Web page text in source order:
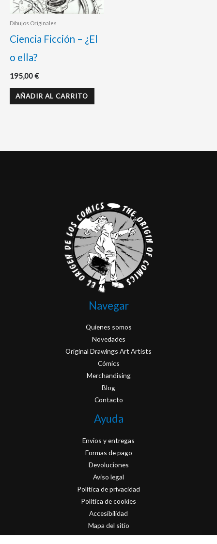
Dibujos Originales
Ciencia Ficción – ¿El
o ella?
195,00€
AÑADIR AL CARRITO
Navegar
Quienes somos
Novedades
Original Drawings Art Artists
Cómics
Merchandising
Blog
Contacto
Ayuda
Envios y entregas
Formas de pago
Devoluciones
Aviso legal
Política de privacidad
Política de cookies
Accesibilidad
Mapa del sitio